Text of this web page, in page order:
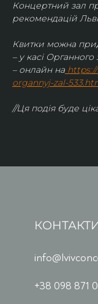
Концертний зал
рекомендацій
Квитки можна
– у касі
– онлайн на
organnyj-zal-
//Ця подія буде
+38 098 871